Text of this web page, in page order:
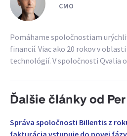
CMO
Pomáhame spoločnostiam
financií. Viac ako 20 rokov v
technológií. V spoločnosti Qvalia
Ďalšie články od Per
Správa spoločnosti Billentis z